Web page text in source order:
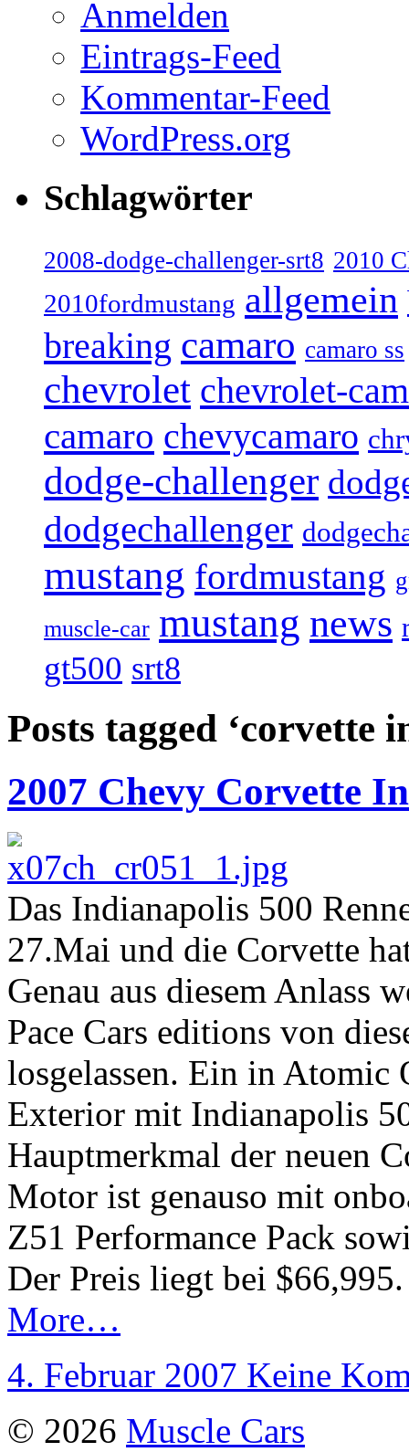
Anmelden
Eintrags-Feed
Kommentar-Feed
WordPress.org
Schlagwörter
2008-dodge-challenger-srt8 2010
2010fordmustang allgemein
breaking camaro camaro ss
chevrolet chevrolet-
camaro chevycamaro
dodge-challenger
dodgechallenger
mustang fordmustang
muscle-car mustang news
gt500 srt8
Posts tagged ‘corvette
2007 Chevy Corvette
Das Indianapolis 500
27.Mai und die Corvette
Genau aus diesem Anlass
Pace Cars editions von
losgelassen. Ein in Atomic
Exterior mit Indianapolis
Hauptmerkmal der neuen
Motor ist genauso mit
Z51 Performance Pack
Der Preis liegt bei $66,995.
More…
4. Februar 2007 Keine
© 2026 Muscle Cars